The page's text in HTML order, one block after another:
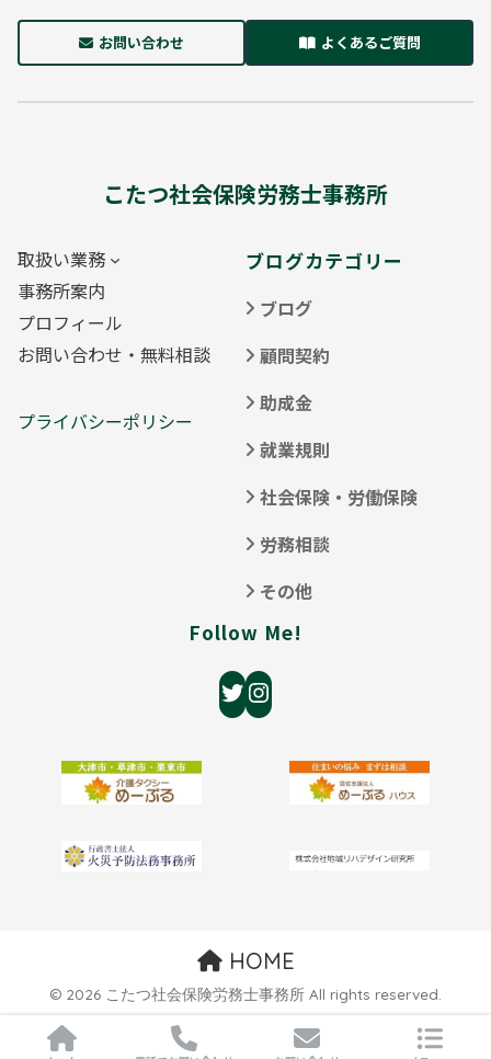
お問い合わせ よくあるご質問
こたつ社会保険労務士事務所
取扱い業務
事務所案内
プロフィール
お問い合わせ・無料相談
プライバシーポリシー
ブログカテゴリー
ブログ
顧問契約
助成金
就業規則
社会保険・労働保険
労務相談
その他
Follow Me!
HOME
© 2026 こたつ社会保険労務士事務所 All rights reserved.